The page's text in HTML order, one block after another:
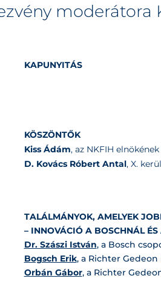
moderátora
KAPUNYITÁS
KÖSZÖNTŐK
Kiss Ádám, az NKFIH
D. Kovács Róbert Antal, X.
TALÁLMÁNYOK, AMELYEK
– INNOVÁCIÓ A BOSCHNÁL ÉS
Dr. Szászi István, a Bosch
Bogsch Erik, a Richter
Orbán Gábor, a Richter